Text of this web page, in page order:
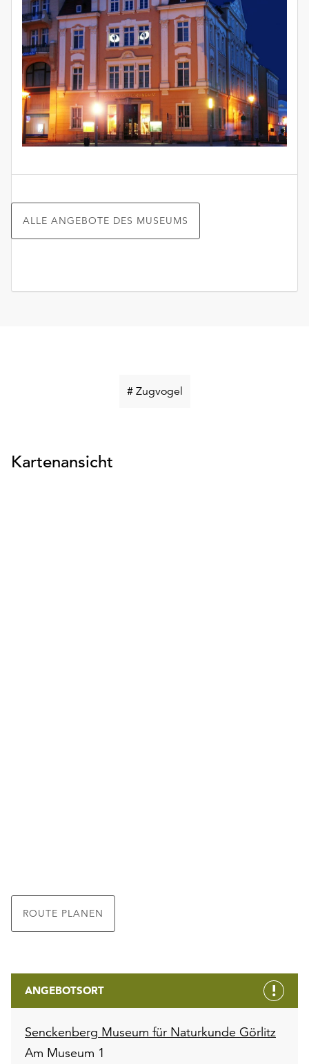
ALLE ANGEBOTE DES MUSEUMS
# ZugvogelSchlüsselwort
Kartenansicht
ROUTE PLANEN
ANGEBOTSORT
Senckenberg Museum für Naturkunde Görlitz
Am Museum 1